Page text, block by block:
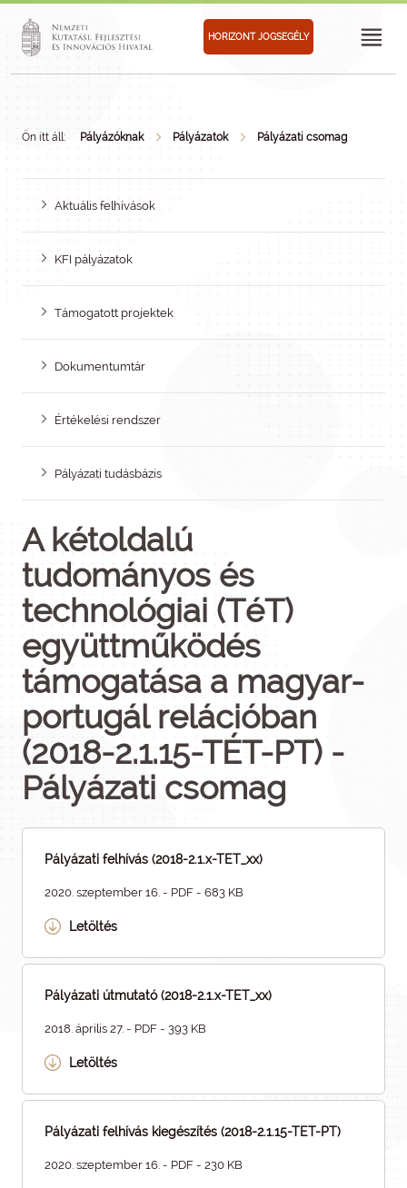
HORIZONT JOGSEGÉLY
Ön itt áll: Pályázóknak Pályázatok Pályázati csomag
Aktuális felhívások
KFI pályázatok
Támogatott projektek
Dokumentumtár
Értékelési rendszer
Pályázati tudásbázis
A kétoldalú
tudományos és
technológiai (TéT)
együttműködés
támogatása a magyar-
portugál relációban
(2018-2.1.15-TÉT-PT) -
Pályázati csomag
Pályázati felhívás (2018-2.1.x-TET_xx)
2020. szeptember 16. - PDF - 683 KB
Letöltés
Pályázati útmutató (2018-2.1.x-TET_xx)
2018. április 27. - PDF - 393 KB
Letöltés
Pályázati felhívás kiegészítés (2018-2.1.15-TET-PT)
2020. szeptember 16. - PDF - 230 KB